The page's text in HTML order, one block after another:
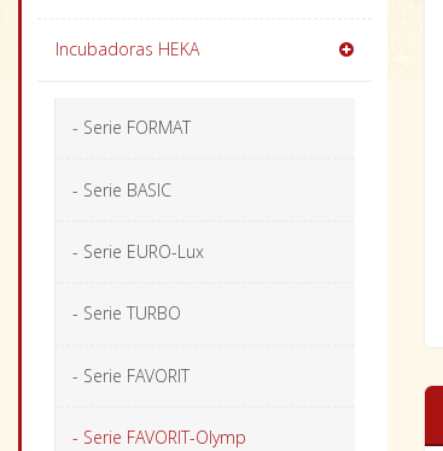
Incubadoras HEKA
- Serie FORMAT
- Serie BASIC
- Serie EURO-Lux
- Serie TURBO
- Serie FAVORIT
- Serie FAVORIT-Olymp